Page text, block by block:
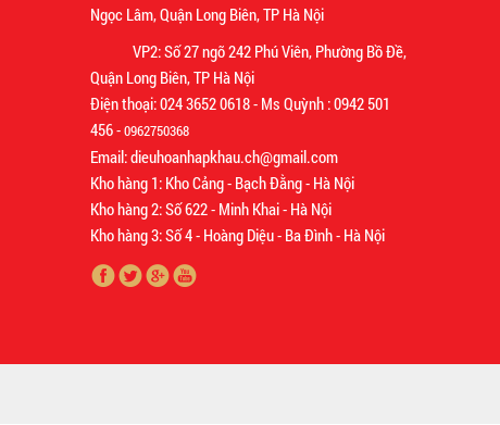
Ngọc Lâm, Quận Long Biên, TP Hà Nội
VP2: Số 27 ngõ 242 Phú Viên, Phường Bồ Đề,
Quận Long Biên, TP Hà Nội
Điện thoại: 024 3652 0618 - Ms Quỳnh : 0942 501
456 -0962750368
Email: dieuhoanhapkhau.ch@gmail.com
Kho hàng 1: Kho Cảng - Bạch Đằng - Hà Nội
Kho hàng 2: Số 622 - Minh Khai - Hà Nội
Kho hàng 3: Số 4 - Hoàng Diệu - Ba Đình - Hà Nội